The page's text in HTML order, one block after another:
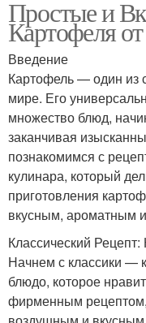
Простые и
Картофеля
Введение
Картофель — один из
мире. Его
множество блюд,
заканчивая
познакомимся с
кулинара, который
приготовления
вкусным, ароматным
Классический
Начнем с классики —
блюдо, которое
фирменным